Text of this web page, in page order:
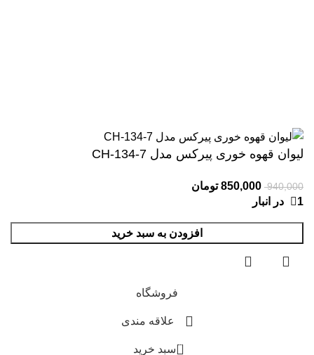
لیوان قهوه خوری پیرکس مدل CH-134-7
940,000
850,000 تومان
1 در انبار
افزودن به سبد خرید
فروشگاه
علاقه مندی
0 سبد خرید